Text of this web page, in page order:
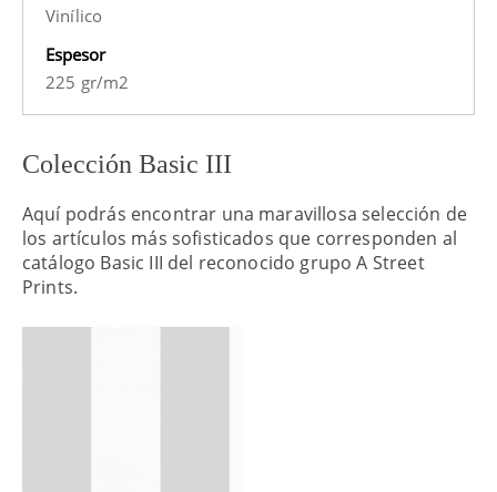
Vinílico
Espesor
225 gr/m2
Colección Basic III
Aquí podrás encontrar una maravillosa selección de
los artículos más sofisticados que corresponden al
catálogo Basic III del reconocido grupo A Street
Prints.